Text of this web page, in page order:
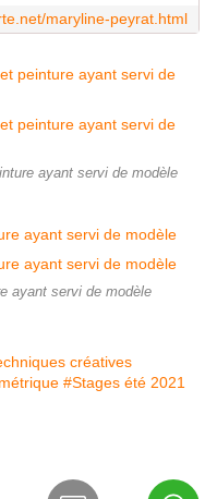
maryline-peyrat.html
ayant servi de modèle
ayant servi de modèle
créatives
#Stages été 2021